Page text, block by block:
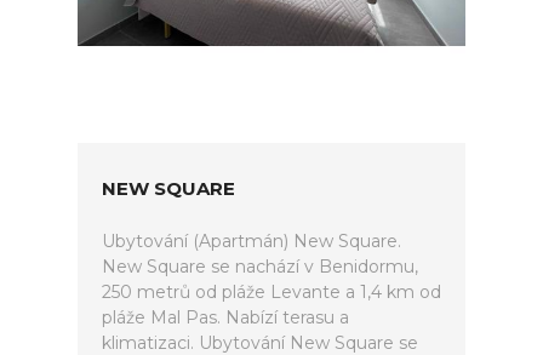
NEW SQUARE
Ubytování (Apartmán) New Square.
New Square se nachází v Benidormu,
250 metrů od pláže Levante a 1,4 km od
pláže Mal Pas. Nabízí terasu a
klimatizaci. Ubytování New Square se